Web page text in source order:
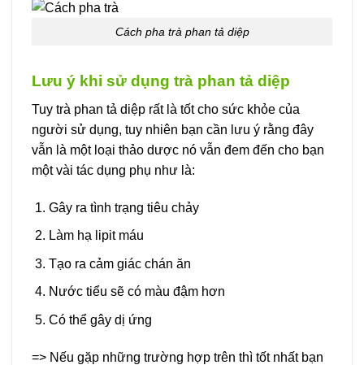
Cách pha trà phan tả diệp
Lưu ý khi sử dụng trà phan tả diệp
Tuy trà phan tả diệp rất là tốt cho sức khỏe của
người sử dụng, tuy nhiên bạn cần lưu ý rằng đây
vẫn là một loại thảo dược nó vẫn đem đến cho bạn
một vài tác dụng phụ như là:
Gây ra tình trạng tiêu chảy
Làm hạ lipit máu
Tạo ra cảm giác chán ăn
Nước tiểu sẽ có màu đậm hơn
Có thể gây dị ứng
=> Nếu gặp những trường hợp trên thì tốt nhất bạn